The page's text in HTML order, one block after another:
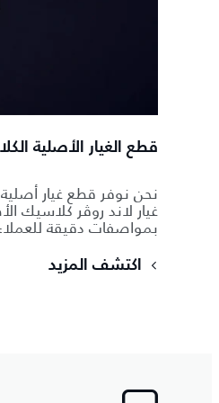
قطع الغيار الأصلية
نحن نوفر قطع غيار
غيار لاند روڤر كلاسيك
بمواصفات دقيقة
اكتشف المزيد